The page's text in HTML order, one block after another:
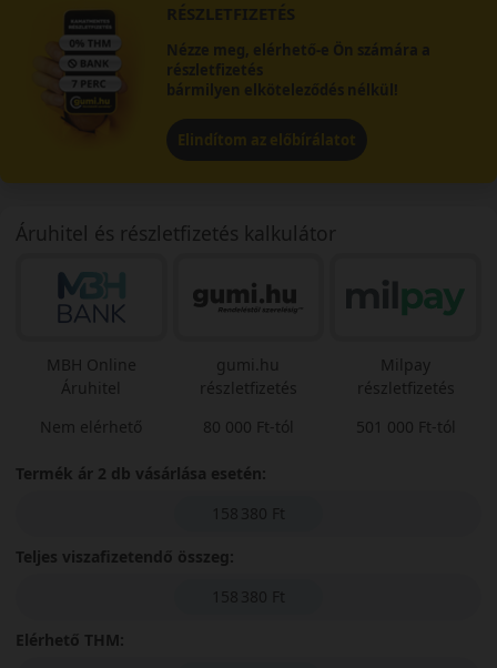
RÉSZLETFIZETÉS
Nézze meg, elérhető-e Ön számára a
részletfizetés
bármilyen elköteleződés nélkül!
Elindítom az előbírálatot
Áruhitel és részletfizetés kalkulátor
MBH Online
Áruhitel
Nem elérhető
gumi.hu
részletfizetés
80 000 Ft-tól
Milpay
részletfizetés
501 000 Ft-tól
Termék ár 2 db vásárlása esetén:
158 380 Ft
Teljes viszafizetendő összeg:
158 380 Ft
Elérhető THM: